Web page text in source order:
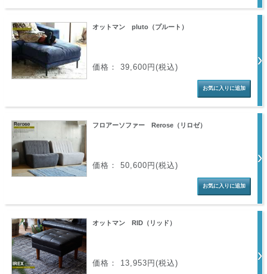
オットマン pluto（プルート）
価格： 39,600円(税込)
フロアーソファー Rerose（リロゼ）
価格： 50,600円(税込)
オットマン RID（リッド）
価格： 13,953円(税込)